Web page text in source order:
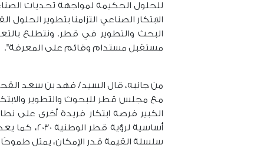
للحلول الحكيمة لمواجهة تحديات
الابتكار الصناعي التزامنا بتطوير الحلول
البحث والتطوير في قطر. ونتطلع
مستقبل مستدام وقائم على المعرفة".
من جانبه، قال السيد/ فهد بن سعد
مع مجلس قطر للبحوث والتطوير
الكبير فرصة ابتكار فريدة أخرى على نطاق
أساسية
سلسلة القيمة قدر الإمكان، يمثل